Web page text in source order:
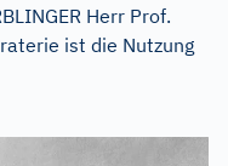
Herr Prof.
ist die Nutzung